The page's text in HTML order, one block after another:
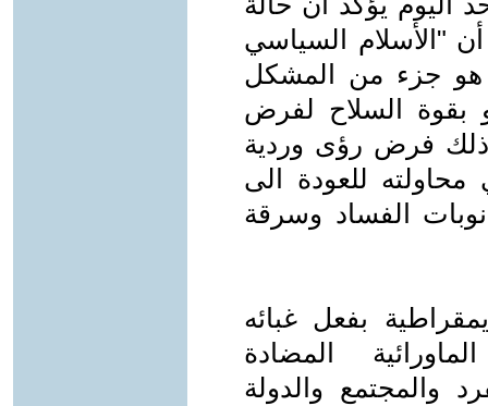
أن "الأسلام السياسي
هو جزء من المشكل
بقوة السلاح لفرض
ذلك فرض رؤى وردية
للعودة الى
الفساد وسرقة
بفعل غبائه
المضادة
والمجتمع والدولة